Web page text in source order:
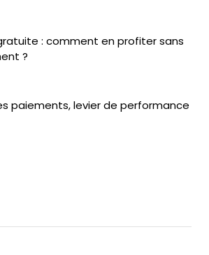
: comment en profiter sans
?
paiements, levier de performance